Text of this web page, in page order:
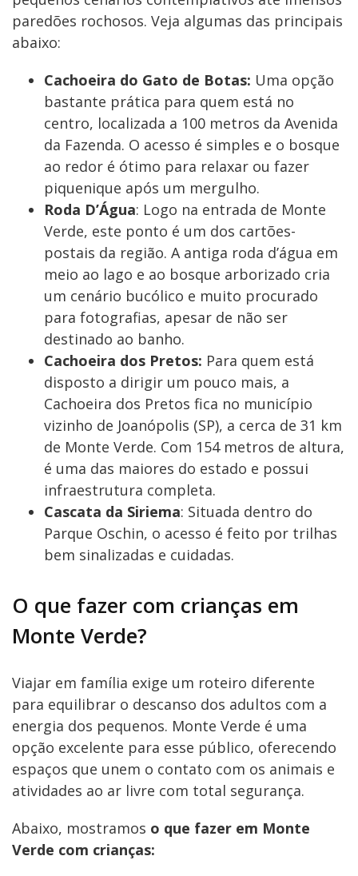
paredões rochosos. Veja algumas das principais
abaixo:
Cachoeira do Gato de Botas: Uma opção
bastante prática para quem está no
centro, localizada a 100 metros da Avenida
da Fazenda. O acesso é simples e o bosque
ao redor é ótimo para relaxar ou fazer
piquenique após um mergulho.
Roda D’Água: Logo na entrada de Monte
Verde, este ponto é um dos cartões-
postais da região. A antiga roda d’água em
meio ao lago e ao bosque arborizado cria
um cenário bucólico e muito procurado
para fotografias, apesar de não ser
destinado ao banho.
Cachoeira dos Pretos: Para quem está
disposto a dirigir um pouco mais, a
Cachoeira dos Pretos fica no município
vizinho de Joanópolis (SP), a cerca de 31 km
de Monte Verde. Com 154 metros de altura,
é uma das maiores do estado e possui
infraestrutura completa.
Cascata da Siriema: Situada dentro do
Parque Oschin, o acesso é feito por trilhas
bem sinalizadas e cuidadas.
O que fazer com crianças em
Monte Verde?
Viajar em família exige um roteiro diferente
para equilibrar o descanso dos adultos com a
energia dos pequenos. Monte Verde é uma
opção excelente para esse público, oferecendo
espaços que unem o contato com os animais e
atividades ao ar livre com total segurança.
Abaixo, mostramos o que fazer em Monte
Verde com crianças: